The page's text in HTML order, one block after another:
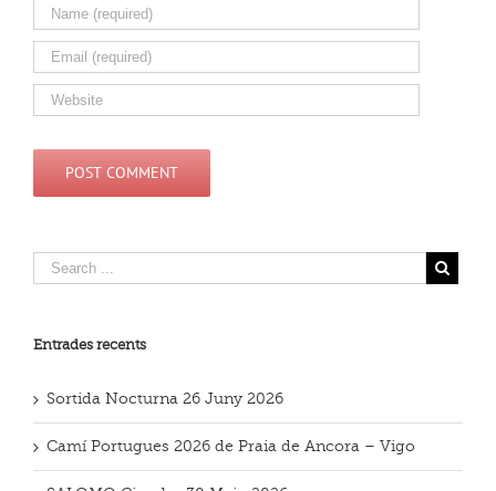
Entrades recents
Sortida Nocturna 26 Juny 2026
Camí Portugues 2026 de Praia de Ancora – Vigo